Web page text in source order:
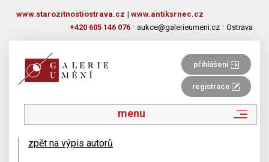
www.starozitnostiostrava.cz | www.antiksrnec.cz
+420 605 146 076 · aukce@galerieumeni.cz · Ostrava
přihlášení
registrace
menu
zpět na výpis autorů